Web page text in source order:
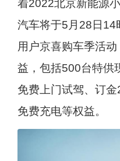
着2022北京新能源
汽车将于5月28日14
用户京喜购车季活
益，包括500台特供
免费上门试驾、订
免费充电等权益。